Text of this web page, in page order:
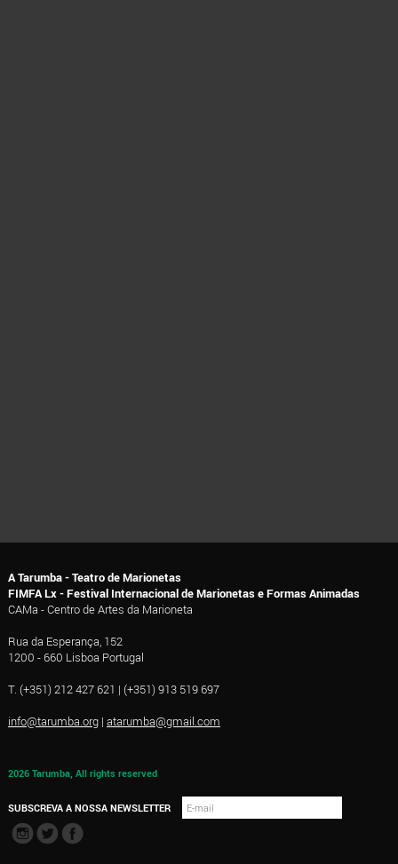
A Tarumba - Teatro de Marionetas
FIMFA Lx - Festival Internacional de Marionetas e Formas Animadas
CAMa - Centro de Artes da Marioneta
Rua da Esperança, 152
1200 - 660 Lisboa Portugal
T. (+351) 212 427 621 | (+351) 913 519 697
info@tarumba.org| atarumba@gmail.com
2026 Tarumba, All rights reserved
SUBSCREVA A NOSSA NEWSLETTER